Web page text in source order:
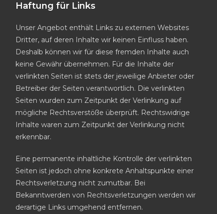
Haftung für Links
Unser Angebot enthält Links zu externen Websites
Dritter, auf deren Inhalte wir keinen Einfluss haben.
Deshalb können wir für diese fremden Inhalte auch
keine Gewähr übernehmen. Für die Inhalte der
verlinkten Seiten ist stets der jeweilige Anbieter oder
Betreiber der Seiten verantwortlich. Die verlinkten
Seiten wurden zum Zeitpunkt der Verlinkung auf
mögliche Rechtsverstöße überprüft. Rechtswidrige
Inhalte waren zum Zeitpunkt der Verlinkung nicht
erkennbar.
Eine permanente inhaltliche Kontrolle der verlinkten
Seiten ist jedoch ohne konkrete Anhaltspunkte einer
Rechtsverletzung nicht zumutbar. Bei
Bekanntwerden von Rechtsverletzungen werden wir
derartige Links umgehend entfernen.